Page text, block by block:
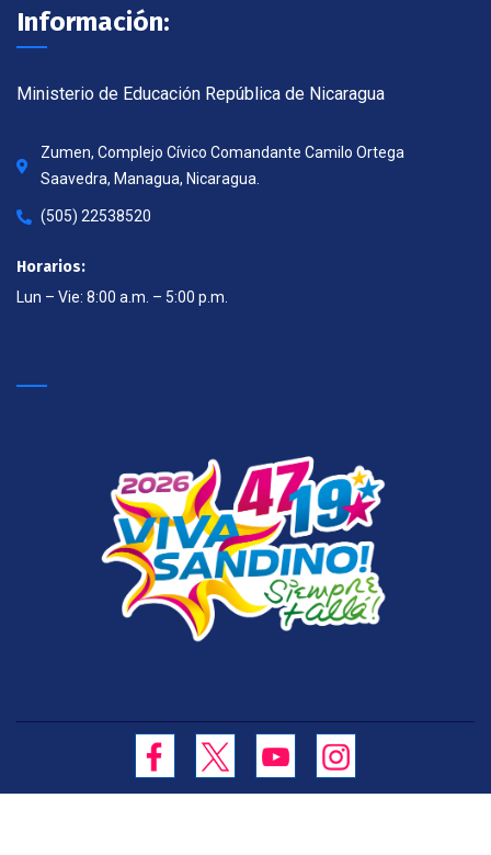
Información:
Ministerio de Educación República de Nicaragua
Zumen, Complejo Cívico Comandante Camilo Ortega
Saavedra, Managua, Nicaragua.
(505) 22538520
Horarios:
Lun – Vie: 8:00 a.m. – 5:00 p.m.